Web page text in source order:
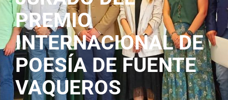
PREMIO
INTERNACIONAL DE
POESÍA DE FUENTE
VAQUEROS